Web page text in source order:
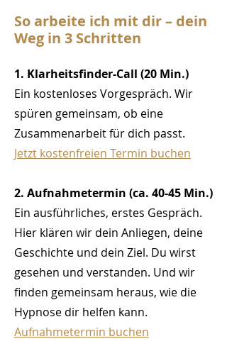
So arbeite ich mit dir – dein
Weg in 3 Schritten
1. Klarheitsfinder-Call (20 Min.)
Ein kostenloses Vorgespräch. Wir
spüren gemeinsam, ob eine
Zusammenarbeit für dich passt.
Jetzt kostenfreien Termin buchen
2. Aufnahmetermin (ca. 40-45 Min.)
Ein ausführliches, erstes Gespräch.
Hier klären wir dein Anliegen, deine
Geschichte und dein Ziel. Du wirst
gesehen und verstanden. Und wir
finden gemeinsam heraus, wie die
Hypnose dir helfen kann.
Aufnahmetermin buchen